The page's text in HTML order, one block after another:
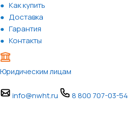
Как купить
Доставка
Гарантия
Контакты
Юридическим лицам
info@nwht.ru 8 800 707-03-54